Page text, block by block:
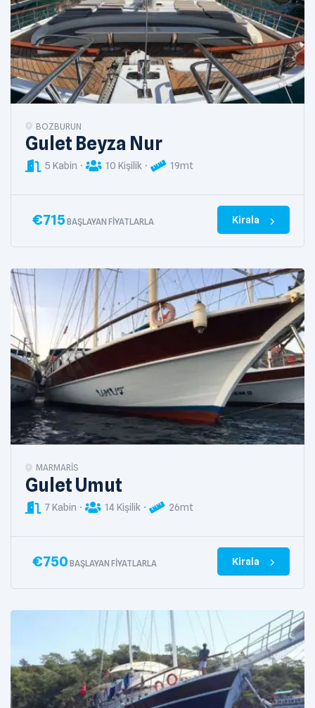
BOZBURUN
Gulet Beyza Nur
5 Kabin 10 Kişilik 19mt
€715 BAŞLAYAN FIYATLARLA Kirala
MARMARIS
Gulet Umut
7 Kabin 14 Kişilik 26mt
€750 BAŞLAYAN FIYATLARLA Kirala